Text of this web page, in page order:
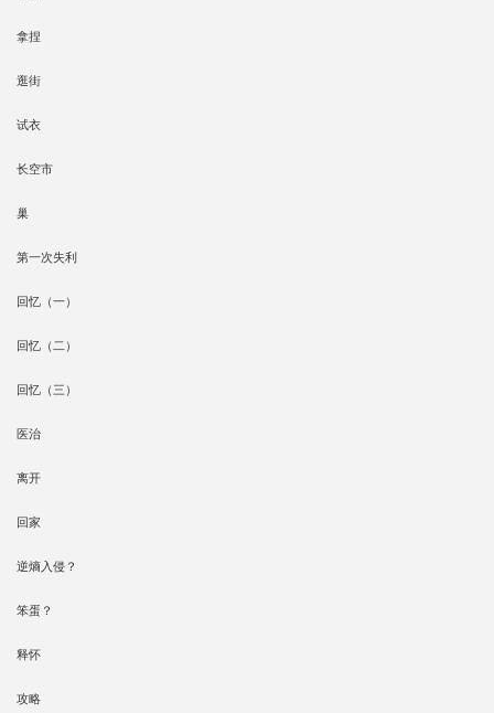
拿捏
逛街
试衣
长空市
巢
第一次失利
回忆（一）
回忆（二）
回忆（三）
医治
离开
回家
逆熵入侵？
笨蛋？
释怀
攻略